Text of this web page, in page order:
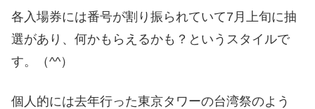
各入場券には番号が割り振られていて7月上旬に抽
選があり、何かもらえるかも？というスタイルで
す。（^^）
個人的には去年行った東京タワーの台湾祭のよう